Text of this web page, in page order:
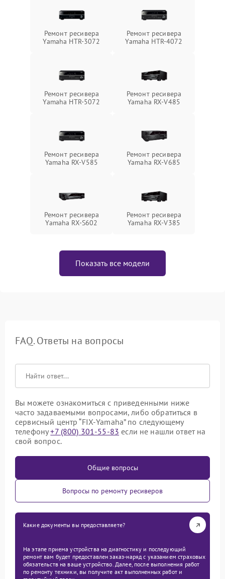
Ремонт ресивера
Yamaha HTR-3072
Ремонт ресивера
Yamaha HTR-4072
Ремонт ресивера
Yamaha HTR-5072
Ремонт ресивера
Yamaha RX-V485
Ремонт ресивера
Yamaha RX-V585
Ремонт ресивера
Yamaha RX-V685
Ремонт ресивера
Yamaha RX-S602
Ремонт ресивера
Yamaha RX-V385
Показать все модели
FAQ. Ответы на вопросы
Вы можете ознакомиться с приведенными ниже
часто задаваемыми вопросами, либо обратиться в
сервисный центр “FIX-Yamaha” по следующему
телефону+7 (800) 301-55-83 если не нашли ответ на
свой вопрос.
Общие вопросы
Вопросы по ремонту ресиверов
Какие документы вы предоставляете?
На этапе приема устройства на диагностику и последующий
ремонт вам будет предоставлен заказ-наряд с указанием страховых
обязательств на ваше устройство. Далее, после выполнения работ
по ремонту техники, вы получите акт выполненных работ и